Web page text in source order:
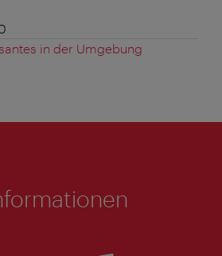
in der Umgebung